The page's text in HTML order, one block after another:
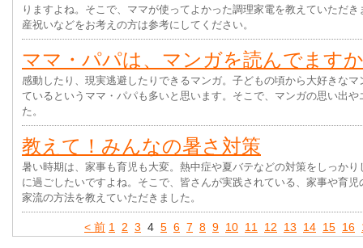
りますよね。そこで、ママが使ってよかった調理家電を教えていただ
産祝いなどをお考えの方は参考にしてください。
ママ・パパは、マンガを読んでます
感動したり、現実逃避したりできるマンガ。子どもの頃から大好きな
ているというママ・パパも多いと思います。そこで、マンガの思い出
た。
教えて！みんなの暑さ対策
暑い時期は、家事も育児も大変。熱中症や夏バテなどの対策をしっか
に過ごしたいですよね。そこで、皆さんが実践されている、家事や育
家流の方法を教えていただきました。
< 前 1 2 3 4 5 6 7 8 9 10 11 12 13 14 15 16